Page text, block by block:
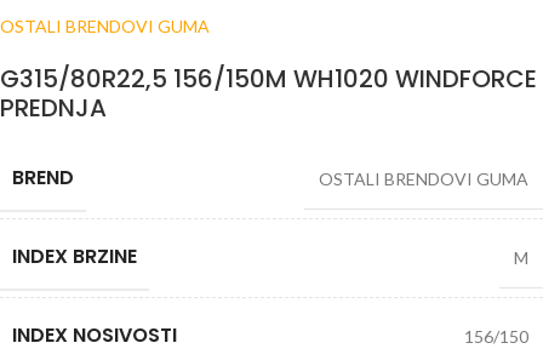
OSTALI BRENDOVI GUMA
G315/80R22,5 156/150M WH1020 WINDFORCE
PREDNJA
BREND OSTALI BRENDOVI GUMA
INDEX BRZINE M
INDEX NOSIVOSTI 156/150